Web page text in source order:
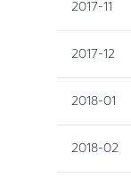
2017-11
2017-12
2018-01
2018-02